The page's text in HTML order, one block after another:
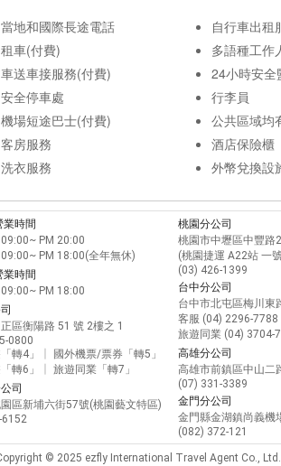
當地和國際長途電話
租車(付費)
車送車接服務(付費)
安全停車處
機場短途巴士(付費)
客房服務
洗衣服務
自行車出租
多語種工作
24小時安全
行李員
公共區域均
酒店保險櫃
外幣兌換設